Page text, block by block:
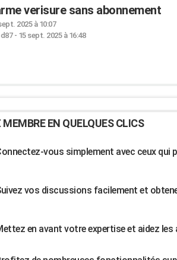
verisure sans abonnement
2025 à 10:07
- 15 sept. 2025 à 16:48
MEMBRE EN QUELQUES CLICS
vous simplement avec ceux qui
vos discussions facilement et
en avant votre expertise et aidez les